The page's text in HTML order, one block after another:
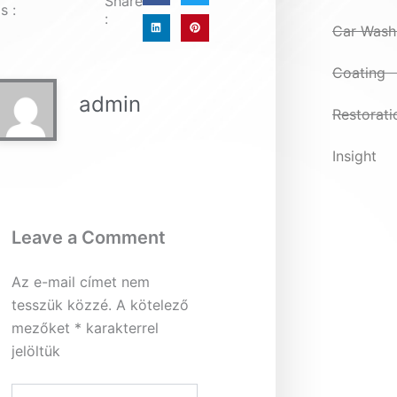
:
:
admin
Leave a Comment
Az e-mail címet nem
tesszük közzé. A kötelező
mezőket * karakterrel
jelöltük
Car Wash
Coating
Insight